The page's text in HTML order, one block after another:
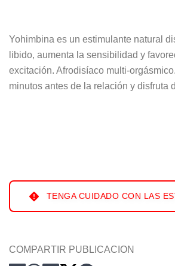
Yohimbina es un estimulante natural
libido, aumenta la sensibilidad y
excitación. Afrodisíaco multi-
minutos antes de la relación y disfruta
TENGA CUIDADO CON LAS
COMPARTIR PUBLICACION